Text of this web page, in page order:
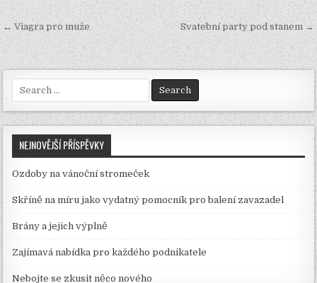
Navigace
pro
příspěvek
← Viagra pro muže Svatební party pod stanem →
for:
NEJNOVĚJŠÍ PŘÍSPĚVKY
Ozdoby na vánoční stromeček
Skříně na míru jako vydatný pomocník pro balení zavazadel
Brány a jejich výplně
Zajímavá nabídka pro každého podnikatele
Nebojte se zkusit něco nového